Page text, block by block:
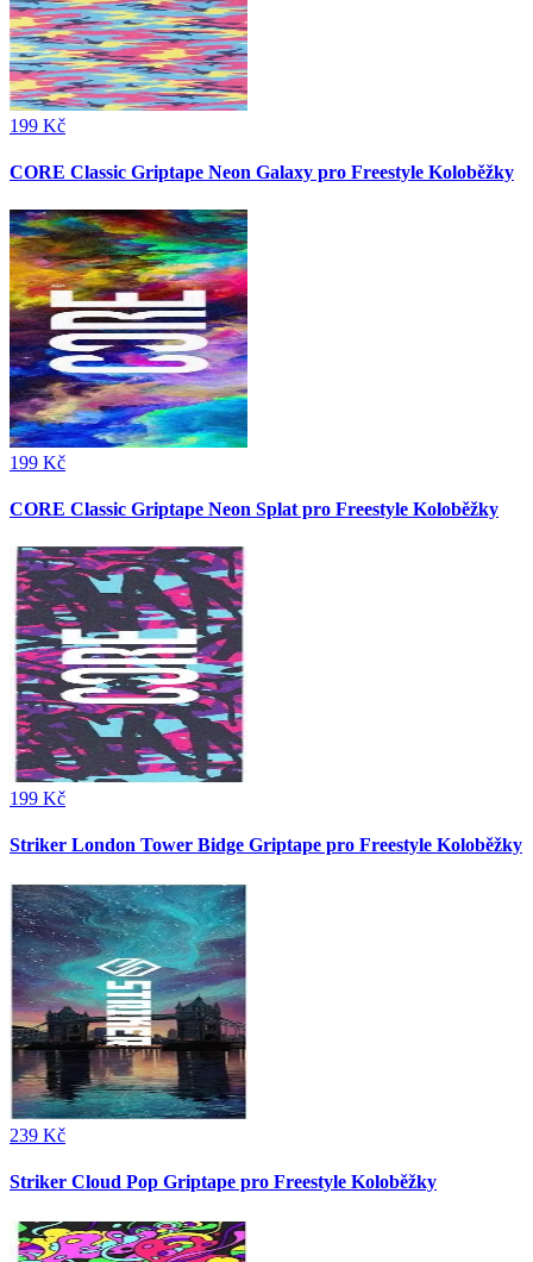
199 Kč
CORE Classic Griptape Neon Galaxy pro Freestyle Koloběžky
199 Kč
CORE Classic Griptape Neon Splat pro Freestyle Koloběžky
199 Kč
Striker London Tower Bidge Griptape pro Freestyle Koloběžky
239 Kč
Striker Cloud Pop Griptape pro Freestyle Koloběžky